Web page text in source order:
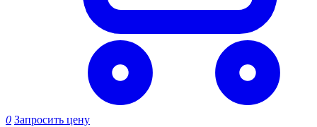
0 Запросить цену